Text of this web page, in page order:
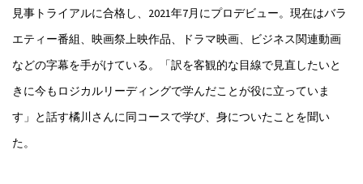
見事トライアルに合格し、2021年7月にプロデビュー。現在はバラ
エティー番組、映画祭上映作品、ドラマ映画、ビジネス関連動画
などの字幕を手がけている。「訳を客観的な目線で見直したいと
きに今もロジカルリーディングで学んだことが役に立っていま
す」と話す橘川さんに同コースで学び、身についたことを聞い
た。